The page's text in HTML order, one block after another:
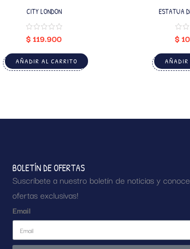
CITY LONDON
$119.900
AÑADIR AL CARRITO
ESTATUA
$
AÑADIR
BOLETÍN DE OFERTAS
Suscríbete a nuestro boletín de noticias y
ofertas exclusivas!
Email